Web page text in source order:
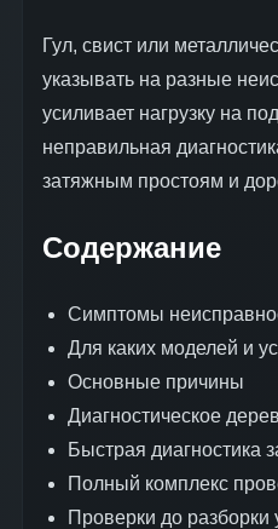
Гул, свист или
указывать на разные
усиливает нагрузку на
неправильная
затяжным простоям и
Содержание
Симптомы
Для каких моделей и
Основные причины
Диагностическое
Быстрая диагностика
Полный комплекс
Проверки до разборки